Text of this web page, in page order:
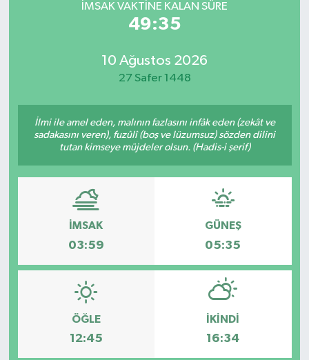
İMSAK VAKTINE KALAN SÜRE
49:35
10 Ağustos 2026
27 Safer 1448
İlmi ile amel eden, malının fazlasını infâk eden (zekât ve
sadakasını veren), fuzûlî (boş ve lüzumsuz) sözden dilini
tutan kimseye müjdeler olsun. (Hadis-i şerif)
İMSAK
03:59
GÜNEŞ
05:35
ÖĞLE
12:45
İKINDI
16:34
Tüm Manşetler